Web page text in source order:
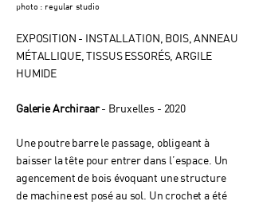
photo : regular studio
EXPOSITION - INSTALLATION, BOIS, ANNEAU
MÉTALLIQUE, TISSUS ESSORÉS, ARGILE
HUMIDE
Galerie Archiraar- Bruxelles - 2020
Une poutre barre le passage, obligeant à
baisser la tête pour entrer dans l’espace. Un
agencement de bois évoquant une structure
de machine est posé au sol. Un crochet a été